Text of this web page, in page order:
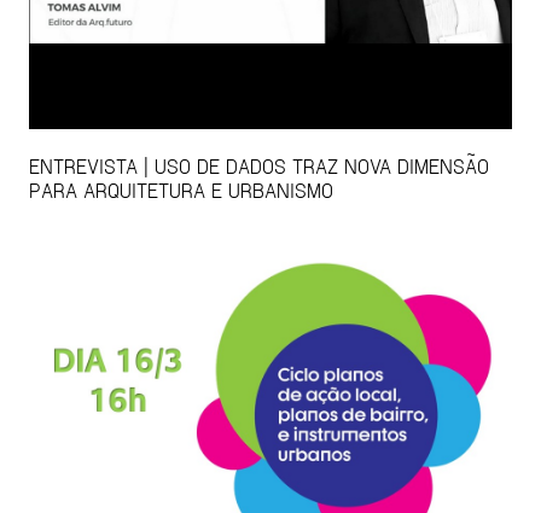
ENTREVISTA | USO DE DADOS TRAZ NOVA DIMENSÃO
PARA ARQUITETURA E URBANISMO